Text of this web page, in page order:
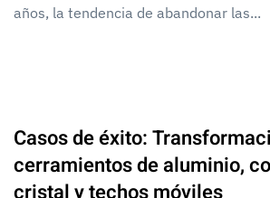
años, la tendencia de abandonar las...
Casos de éxito:
cerramientos de aluminio,